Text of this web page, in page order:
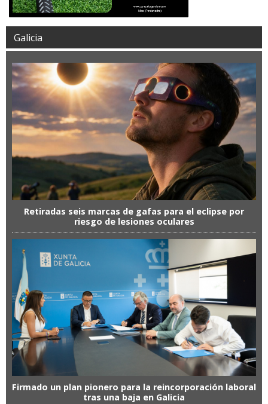
Galicia
Retiradas seis marcas de gafas para el eclipse por
riesgo de lesiones oculares
Firmado un plan pionero para la reincorporación laboral
tras una baja en Galicia